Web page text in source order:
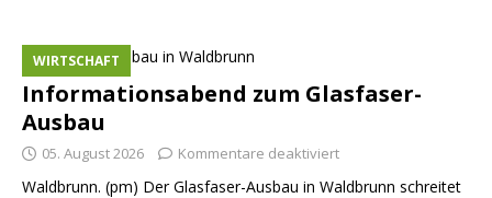
Informationsabend zum Glasfaser-
Ausbau
WIRTSCHAFT
05. August 2026 Kommentare deaktiviert
Waldbrunn. (pm) Der Glasfaser-Ausbau in Waldbrunn schreitet